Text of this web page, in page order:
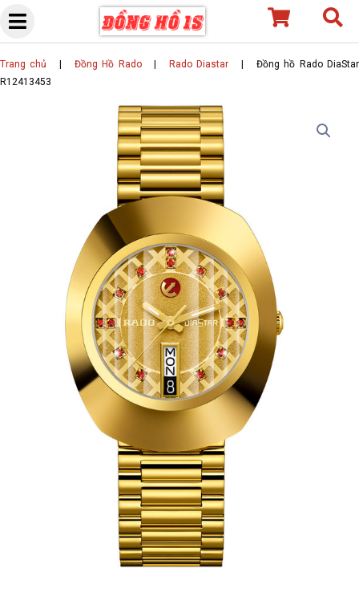
Skip
content
Trang chủ Đồng Hồ Rado| Rado Diastar |Đồng hồ Rado DiaStar
R12413453